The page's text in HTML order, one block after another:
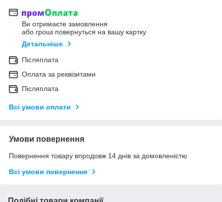
Ви отримаєте замовлення
або гроші повернуться на вашу картку
Детальніше
Післяплата
Оплата за реквізитами
Післяплата
Всі умови оплати
Умови повернення
Повернення товару впродовж 14 днів за домовленістю
Всі умови повернення